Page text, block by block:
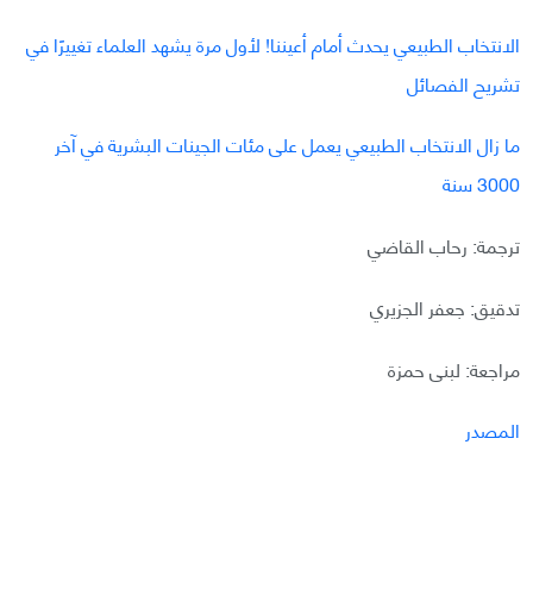
الانتخاب الطبيعي يحدث أمام أعيننا! لأول مرة يشهد العلماء تغييرًا في
تشريح الفصائل
ما زال الانتخاب الطبيعي يعمل على مئات الجينات البشرية في آخر
3000 سنة
ترجمة: رحاب القاضي
تدقيق: جعفر الجزيري
مراجعة: لبنى حمزة
المصدر